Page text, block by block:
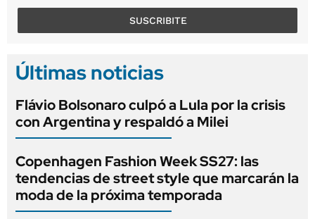
SUSCRIBITE
Últimas noticias
Flávio Bolsonaro culpó a Lula por la crisis
con Argentina y respaldó a Milei
Copenhagen Fashion Week SS27: las
tendencias de street style que marcarán la
moda de la próxima temporada